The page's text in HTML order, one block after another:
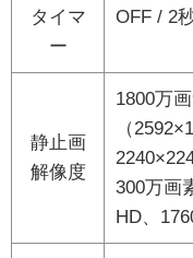
タイマ
ー
OFF / 2
静止画
解像度
1800万
（
300万画
HD、